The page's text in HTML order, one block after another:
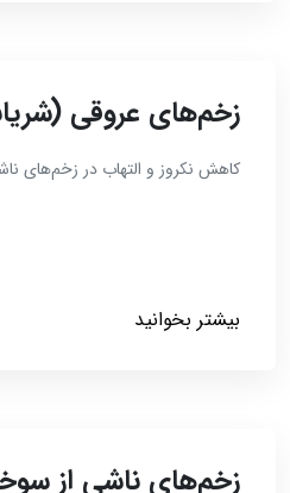
زخم‌های عروقی
کاهش نکروز و التهاب در زخم‌های
بیشتر بخوانید
زخم‌های ناشی از